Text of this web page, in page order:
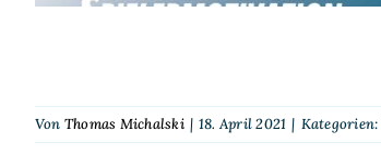
Von Thomas Michalski | 18. April 2021 | Kategorien: